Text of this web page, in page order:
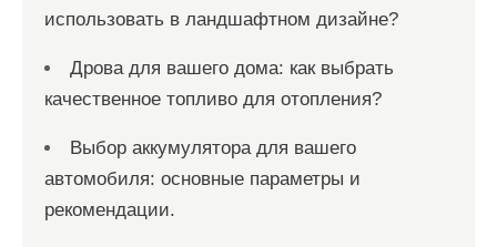
использовать в ландшафтном дизайне?
Дрова для вашего дома: как выбрать
качественное топливо для отопления?
Выбор аккумулятора для вашего
автомобиля: основные параметры и
рекомендации.